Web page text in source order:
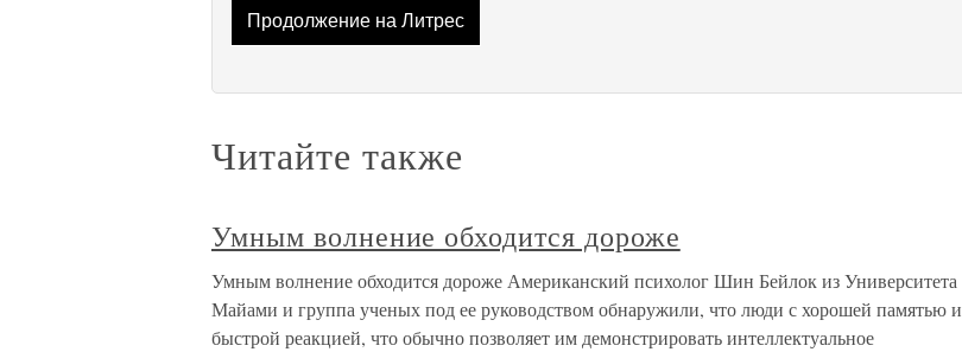
Продолжение на Литрес
Читайте также
Умным волнение обходится дороже
Умным волнение обходится дороже Американский психолог Шин Бейлок из Университета
Майами и группа ученых под ее руководством обнаружили, что люди с хорошей памятью и
быстрой реакцией, что обычно позволяет им демонстрировать интеллектуальное